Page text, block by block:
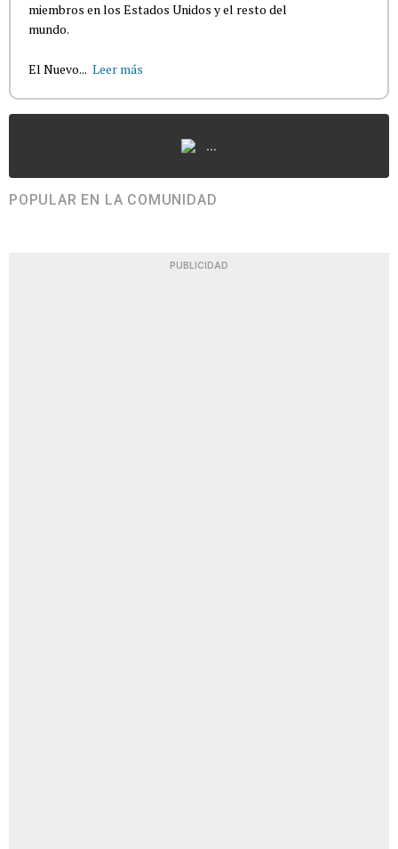
miembros en los Estados Unidos y el resto del
mundo.
El Nuevo... Leer más
...
POPULAR EN LA COMUNIDAD
PUBLICIDAD